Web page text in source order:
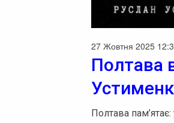
27 Жовтня 2025
Полтава
Полтава